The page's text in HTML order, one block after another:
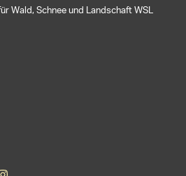
Wald, Schnee und Landschaft WSL